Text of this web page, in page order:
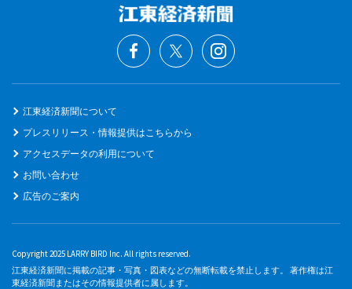
江東経済新聞について
プレスリリース・情報提供はこちらから
アクセスデータの利用について
お問い合わせ
広告のご案内
Copyright 2025 LARRY BIRD Inc. All rights reserved.
江東経済新聞に掲載の記事・写真・図表などの無断転載を禁止します。 著作権は江
東経済新聞またはその情報提供者に属します。